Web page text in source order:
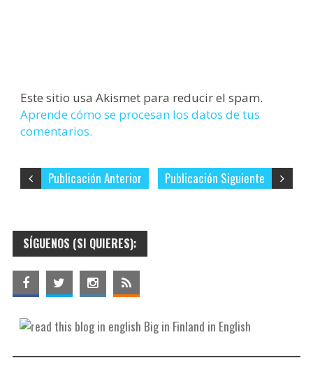
Este sitio usa Akismet para reducir el spam.
Aprende cómo se procesan los datos de tus
comentarios.
Publicación Siguiente
Publicación Anterior
SÍGUENOS (SI QUIERES):
Big in Finland in English